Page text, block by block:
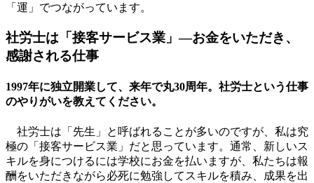
「運」でつながっています。
社労士は「接客サービス業」―お金をいただき、
感謝される仕事
1997年に独立開業して、来年で丸30周年。社労士という仕事
のやりがいを教えてください。
社労士は「先生」と呼ばれることが多いのですが、私は究
極の「接客サービス業」だと思っています。通常、新しいス
キルを身につけるには学校にお金を払いますが、私たちは報
酬をいただきながら必死に勉強してスキルを積み、成果を出